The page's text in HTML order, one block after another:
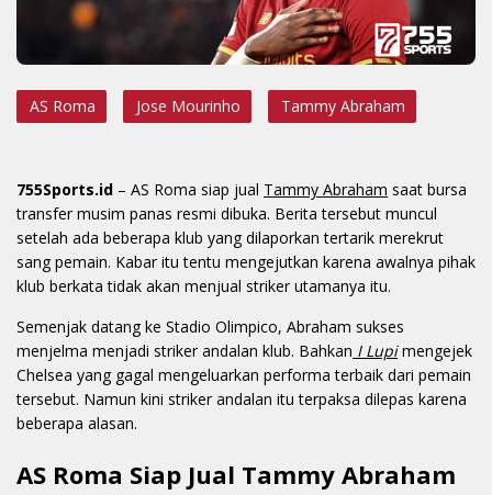
AS Roma Jose Mourinho Tammy Abraham
755Sports.id – AS Roma siap jual Tammy Abraham saat bursa
transfer musim panas resmi dibuka. Berita tersebut muncul
setelah ada beberapa klub yang dilaporkan tertarik merekrut
sang pemain. Kabar itu tentu mengejutkan karena awalnya pihak
klub berkata tidak akan menjual striker utamanya itu.
Semenjak datang ke Stadio Olimpico, Abraham sukses
menjelma menjadi striker andalan klub. Bahkan I Lupimengejek
Chelsea yang gagal mengeluarkan performa terbaik dari pemain
tersebut. Namun kini striker andalan itu terpaksa dilepas karena
beberapa alasan.
AS Roma Siap Jual Tammy Abraham